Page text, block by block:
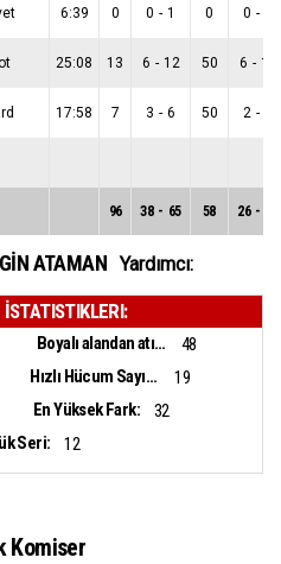
6:39 0 0 - 1 0 0 -
25:08 13 6 - 12 50 6 - 10
17:58 7 3 - 6 50 2 -
96 38 - 65 58 26 -
ATAMAN Yardımcı:
Boyalı alandan atılan sayı:
48
Hızlı Hücum Sayısı:
19
En Yüksek Fark:
32
Seri:
12
Komiser